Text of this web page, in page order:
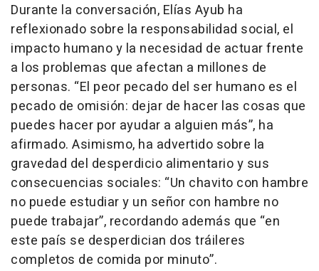
Durante la conversación, Elías Ayub ha
reflexionado sobre la responsabilidad social, el
impacto humano y la necesidad de actuar frente
a los problemas que afectan a millones de
personas. “El peor pecado del ser humano es el
pecado de omisión: dejar de hacer las cosas que
puedes hacer por ayudar a alguien más”, ha
afirmado. Asimismo, ha advertido sobre la
gravedad del desperdicio alimentario y sus
consecuencias sociales: “Un chavito con hambre
no puede estudiar y un señor con hambre no
puede trabajar”, recordando además que “en
este país se desperdician dos tráileres
completos de comida por minuto”.